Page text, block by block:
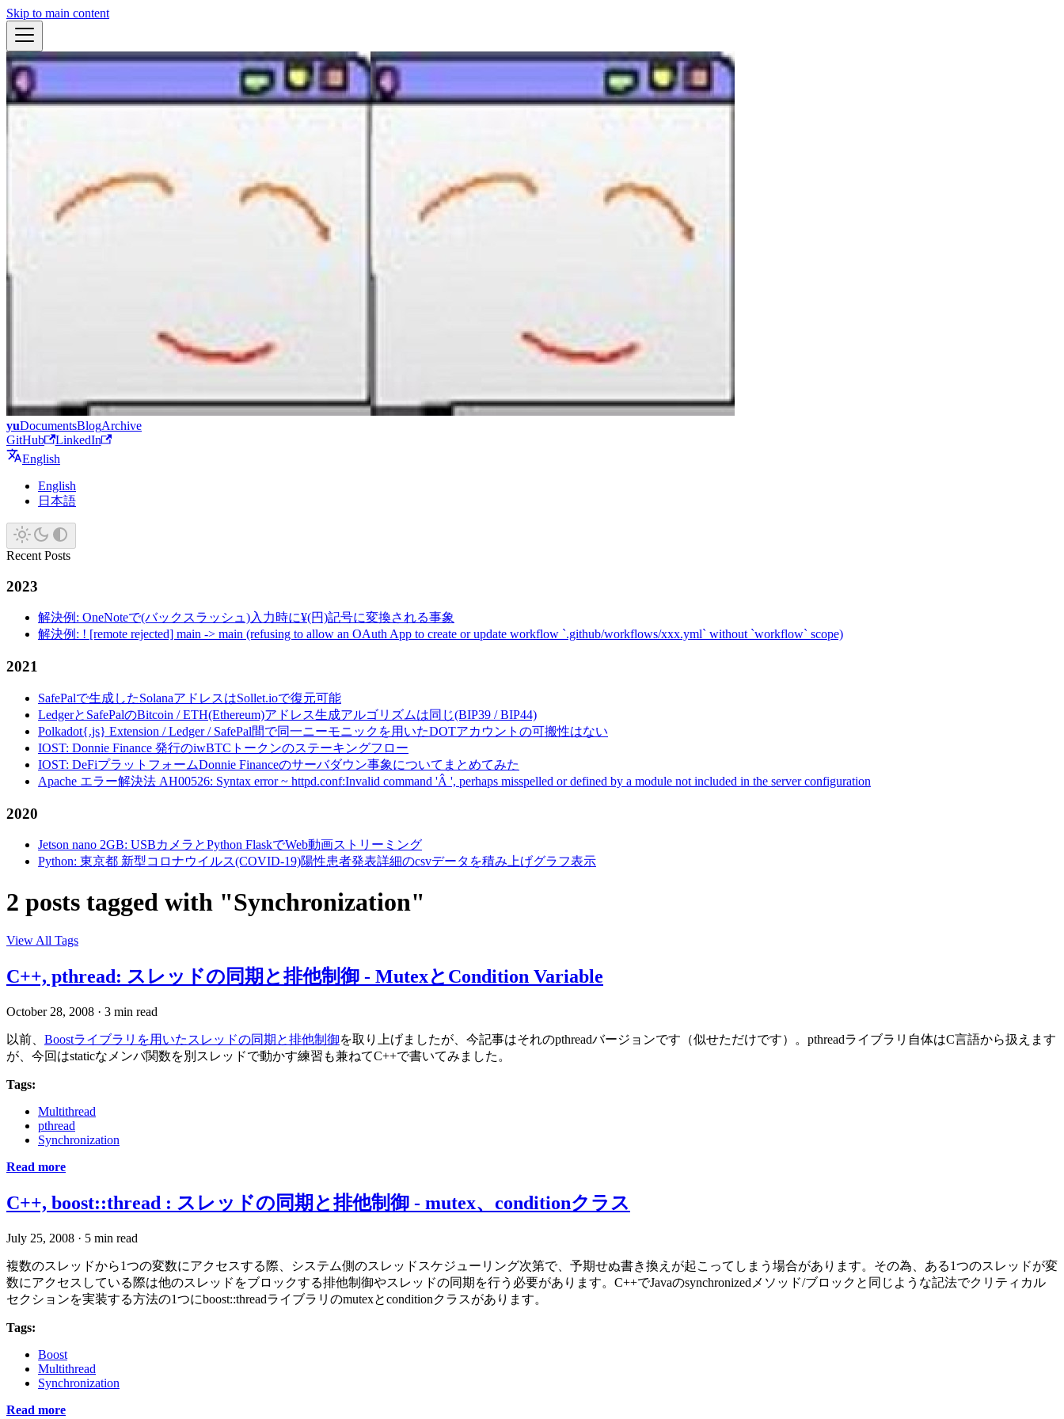
Skip to main content
yuDocumentsBlogArchive
GitHub
LinkedIn
English
English
日本語
Recent Posts
2023
解決例: OneNoteで(バックスラッシュ)入力時に¥(円)記号に変換される事象
解決例: ! [remote rejected] main -> main (refusing to allow an OAuth App to create or update workflow `.github/workflows/xxx.yml` without `workflow` scope)
2021
SafePalで生成したSolanaアドレスはSollet.ioで復元可能
LedgerとSafePalのBitcoin / ETH(Ethereum)アドレス生成アルゴリズムは同じ(BIP39 / BIP44)
Polkadot{.js} Extension / Ledger / SafePal間で同一ニーモニックを用いたDOTアカウントの可搬性はない
IOST: Donnie Finance 発行のiwBTCトークンのステーキングフロー
IOST: DeFiプラットフォームDonnie Financeのサーバダウン事象についてまとめてみた
Apache エラー解決法 AH00526: Syntax error ~ httpd.conf:Invalid command 'Â ', perhaps misspelled or defined by a module not included in the server configuration
2020
Jetson nano 2GB: USBカメラとPython FlaskでWeb動画ストリーミング
Python: 東京都 新型コロナウイルス(COVID-19)陽性患者発表詳細のcsvデータを積み上げグラフ表示
2 posts tagged with "Synchronization"
View All Tags
C++, pthread: スレッドの同期と排他制御 - MutexとCondition Variable
October 28, 2008 · 3 min read
以前、 Boostライブラリを用いたスレッドの同期と排他制御を取り上げましたが、今記事はそれのpthreadバージョンです（似せただけです）。pthreadライブラリ自体はC言語から扱えます
が、今回はstaticなメンバ関数を別スレッドで動かす練習も兼ねてC++で書いてみました。
Tags:
Multithread
pthread
Synchronization
Read more
C++, boost::thread : スレッドの同期と排他制御 - mutex、conditionクラス
July 25, 2008 · 5 min read
複数のスレッドから1つの変数にアクセスする際、システム側のスレッドスケジューリング次第で、予期せぬ書き換えが起こってしまう場合があります。その為、ある1つのスレッドが変
数にアクセスしている際は他のスレッドをブロックする排他制御やスレッドの同期を行う必要があります。C++でJavaのsynchronizedメソッド/ブロックと同じような記法でクリティカル
セクションを実装する方法の1つにboost::threadライブラリのmutexとconditionクラスがあります。
Tags:
Boost
Multithread
Synchronization
Read more